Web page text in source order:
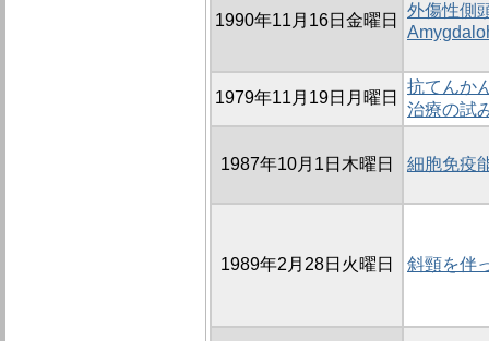
1990年11月16日金曜日
外傷性側
1979年11月19日月曜日
抗てんか
治療の試
1987年10月1日木曜日 細胞免疫
1989年2月28日火曜日 斜頸を伴